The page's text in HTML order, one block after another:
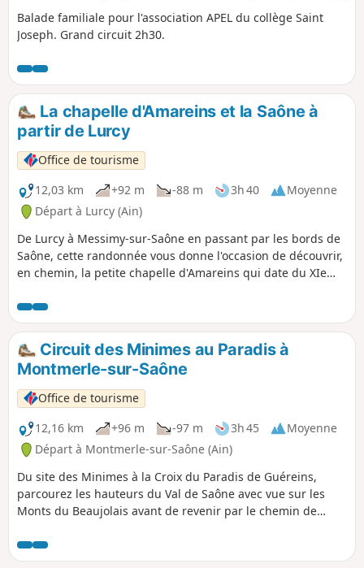
Balade familiale pour l'association APEL du collège Saint
Joseph. Grand circuit 2h30.
La chapelle d'Amareins et la Saône à
partir de Lurcy
Office de tourisme
12,03 km
+92 m -88 m 3h 40
Moyenne
Départ à Lurcy (Ain)
De Lurcy à Messimy-sur-Saône en passant par les bords de
Saône, cette randonnée vous donne l'occasion de découvrir,
en chemin, la petite chapelle d'Amareins qui date du XIe
Circuit des Minimes au Paradis à
Montmerle-sur-Saône
Office de tourisme
12,16 km
+96 m -97 m 3h 45
Moyenne
Départ à Montmerle-sur-Saône (Ain)
Du site des Minimes à la Croix du Paradis de Guéreins,
parcourez les hauteurs du Val de Saône avec vue sur les
Monts du Beaujolais avant de revenir par le chemin de